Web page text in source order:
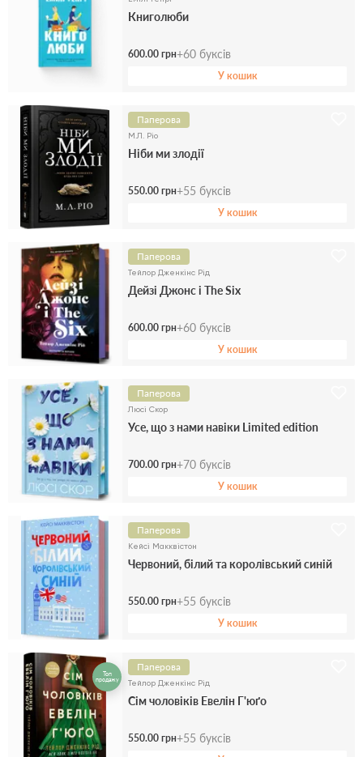
Книголюби
600.00 грн+60 буксів
У кошик
Паперова
М.Л. Ріо
Ніби ми злодії
550.00 грн+55 буксів
У кошик
Паперова
Тейлор Дженкінс Рід
Дейзі Джонс і The Six
600.00 грн+60 буксів
У кошик
Паперова
Люсі Скор
Усе, що з нами навіки Limited edition
700.00 грн+70 буксів
У кошик
Паперова
Кейсі Макквістон
Червоний, білий та королівський синій
550.00 грн+55 буксів
У кошик
Топ
продажу
Паперова
Тейлор Дженкінс Рід
Сім чоловіків Евелін Г'юґо
550.00 грн+55 буксів